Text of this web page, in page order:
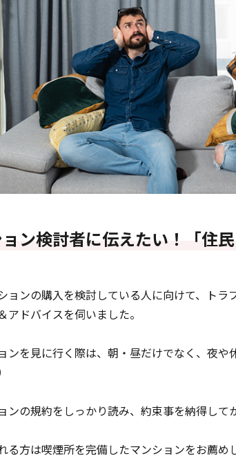
ン検討者に伝えたい！「住
ョンの購入を検討している人に向けて、トラ
アドバイスを伺いました。
ンを見に行く際は、朝・昼だけでなく、夜
ンの規約をしっかり読み、約束事を納得して
る方は喫煙所を完備したマンションをお薦め